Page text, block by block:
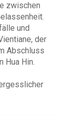
zwischen
und
der
Abschluss
Hua Hin.